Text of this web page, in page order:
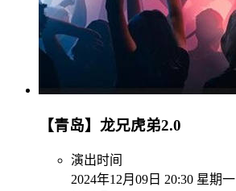
【青岛】龙兄虎弟2.0
演出时间
2024年12月09日 20:30 星期一